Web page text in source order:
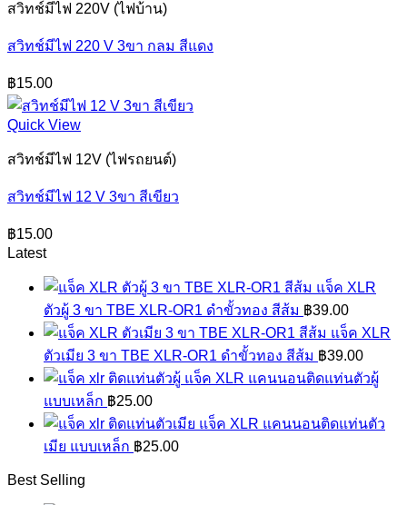
สวิทช์มีไฟ 220V (ไฟบ้าน)
สวิทช์มีไฟ 220 V 3ขา กลม สีแดง
฿15.00
Quick View
สวิทช์มีไฟ 12V (ไฟรถยนต์)
สวิทช์มีไฟ 12 V 3ขา สีเขียว
฿15.00
Latest
แจ็ค XLR
ตัวผู้ 3 ขา TBE XLR-OR1 ดำขั้วทอง สีส้ม ฿39.00
แจ็ค XLR
ตัวเมีย 3 ขา TBE XLR-OR1 ดำขั้วทอง สีส้ม ฿39.00
แจ็ค XLR แคนนอนติดแท่นตัวผู้
แบบเหล็ก ฿25.00
แจ็ค XLR แคนนอนติดแท่นตัว
เมีย แบบเหล็ก ฿25.00
Best Selling